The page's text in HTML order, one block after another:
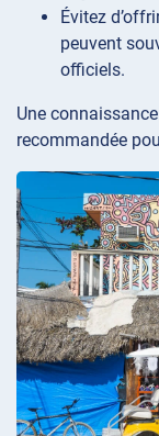
Évitez
peuvent
officiels.
Une
recommandée